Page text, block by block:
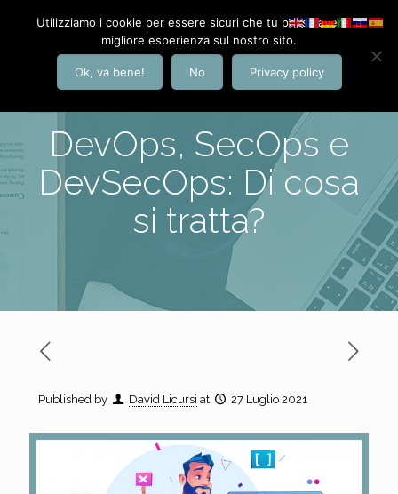
DevOps, SecOps e
DevSecOps: Di cosa
si tratta?
Published by David Licursi at 27 Luglio 2021
Utilizziamo i cookie per essere sicuri che tu possa avere la
migliore esperienza sul nostro sito.
Ok, va bene! No Privacy policy